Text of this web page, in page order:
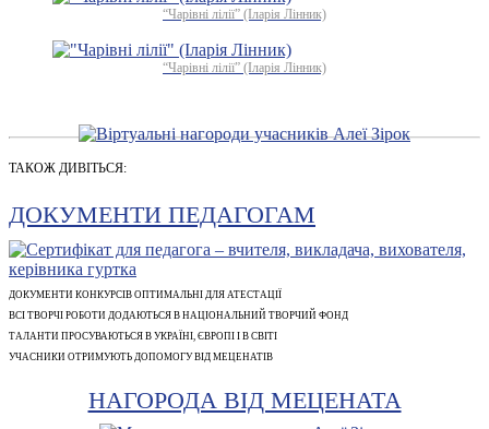
“Чарівні лілії” (Іларія Лінник)
“Чарівні лілії” (Іларія Лінник)
ТАКОЖ ДИВІТЬСЯ:
ДОКУМЕНТИ ПЕДАГОГАМ
ДОКУМЕНТИ КОНКУРСІВ ОПТИМАЛЬНІ ДЛЯ АТЕСТАЦІЇ
ВСІ ТВОРЧІ РОБОТИ ДОДАЮТЬСЯ В НАЦІОНАЛЬНИЙ ТВОРЧИЙ ФОНД
ТАЛАНТИ ПРОСУВАЮТЬСЯ В УКРАЇНІ, ЄВРОПІ І В СВІТІ
УЧАСНИКИ ОТРИМУЮТЬ ДОПОМОГУ ВІД МЕЦЕНАТІВ
НАГОРОДА ВІД МЕЦЕНАТА